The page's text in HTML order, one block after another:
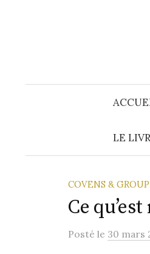
LE
COVENS &
Ce
Posté le 30 mars